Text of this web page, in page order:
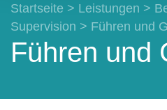
Startseite > Leistungen >
Supervision > Führen und
Führen und